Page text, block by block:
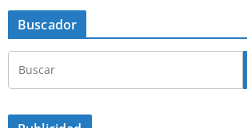
Buscador